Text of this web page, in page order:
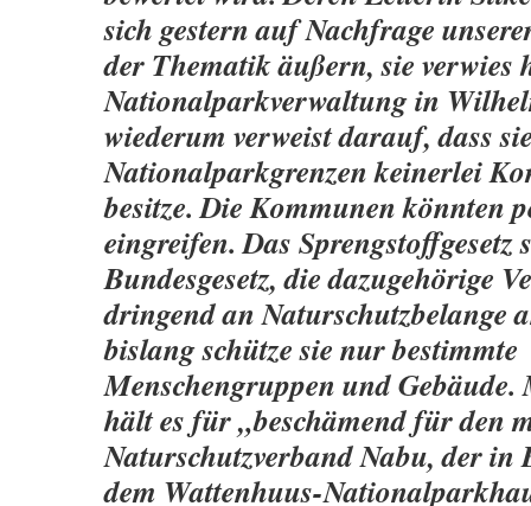
sich gestern auf Nachfrage
der Thematik äußern, sie verwies
Nationalparkverwaltung in
wiederum verweist darauf, dass
Nationalparkgrenzen keinerlei
besitze. Die Kommunen könnten
eingreifen. Das Sprengstoffgesetz
Bundesgesetz, die dazugehörige
dringend an Naturschutzbelange
bislang schütze sie nur bestimmte
Menschengruppen und
hält es für „beschämend für den
Naturschutzverband Nabu, der in
dem Wattenhuus-